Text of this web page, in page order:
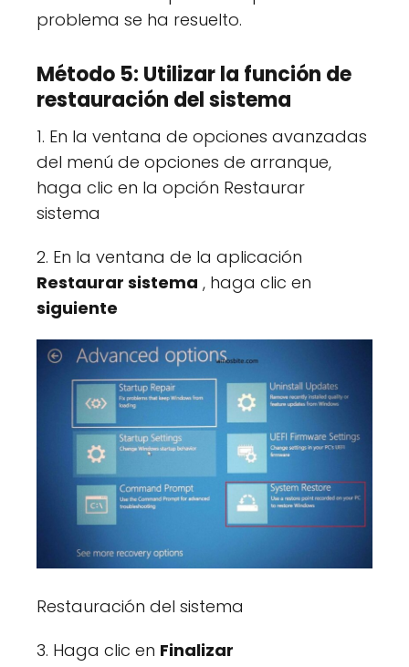
problema se ha resuelto.
Método 5: Utilizar la función de
restauración del sistema
1. En la ventana de opciones avanzadas
del menú de opciones de arranque,
haga clic en la opción Restaurar
sistema
2. En la ventana de la aplicación
Restaurar sistema , haga clic en
siguiente
Restauración del sistema
3. Haga clic en Finalizar